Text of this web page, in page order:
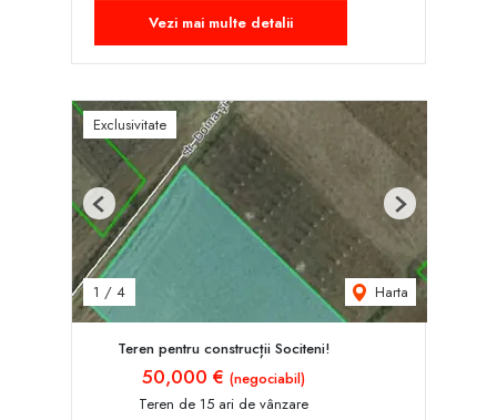
Vezi mai multe detalii
Exclusivitate
1 / 4 Harta
Previous Next
Teren pentru construcții Sociteni!
50,000 € (negociabil)
Teren de 15 ari de vânzare